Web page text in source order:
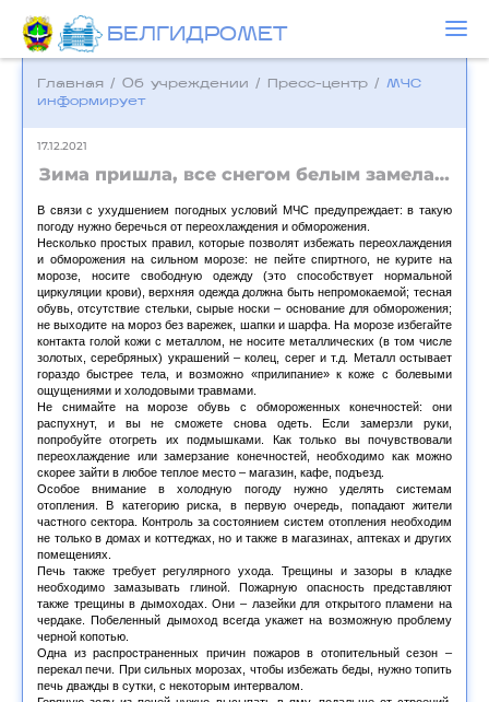
БЕЛГИДРОМЕТ
Главная / Об учреждении / Пресс-центр / МЧС
информирует
17.12.2021
Зима пришла, все снегом белым замела…
В связи с ухудшением погодных условий МЧС предупреждает: в такую
погоду нужно беречься от переохлаждения и обморожения.
Несколько простых правил, которые позволят избежать переохлаждения
и обморожения на сильном морозе: не пейте спиртного, не курите на
морозе, носите свободную одежду (это способствует нормальной
циркуляции крови), верхняя одежда должна быть непромокаемой; тесная
обувь, отсутствие стельки, сырые носки – основание для обморожения;
не выходите на мороз без варежек, шапки и шарфа. На морозе избегайте
контакта голой кожи с металлом, не носите металлических (в том числе
золотых, серебряных) украшений – колец, серег и т.д. Металл остывает
гораздо быстрее тела, и возможно «прилипание» к коже с болевыми
ощущениями и холодовыми травмами.
Не снимайте на морозе обувь с обмороженных конечностей: они
распухнут, и вы не сможете снова одеть. Если замерзли руки,
попробуйте отогреть их подмышками. Как только вы почувствовали
переохлаждение или замерзание конечностей, необходимо как можно
скорее зайти в любое теплое место – магазин, кафе, подъезд.
Особое внимание в холодную погоду нужно уделять системам
отопления. В категорию риска, в первую очередь, попадают жители
частного сектора. Контроль за состоянием систем отопления необходим
не только в домах и коттеджах, но и также в магазинах, аптеках и других
помещениях.
Печь также требует регулярного ухода. Трещины и зазоры в кладке
необходимо замазывать глиной. Пожарную опасность представляют
также трещины в дымоходах. Они – лазейки для открытого пламени на
чердаке. Побеленный дымоход всегда укажет на возможную проблему
черной копотью.
Одна из распространенных причин пожаров в отопительный сезон –
перекал печи. При сильных морозах, чтобы избежать беды, нужно топить
печь дважды в сутки, с некоторым интервалом.